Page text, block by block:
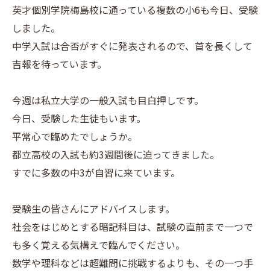
英才個別学院梅島校に通っている複数の小6も今日、受験
しました。
中学入試は合否がすぐに発表されるので、首を長くして
吉報を待っています。
今週は私立大学の一般入試も目白押しです。
今日、受験した生徒もいます。
平常心で臨めたでしょうか。
都立高校の入試も約3週間後に迫ってきました。
すでに多数の中3が自習に来ています。
受験生の皆さんにアドバイスします。
社会をはじめとする暗記科目は、試験の直前まで一つで
も多く覚える気構えで臨んでください。
数学や理科などは超難問に挑戦するよりも、その一つ手